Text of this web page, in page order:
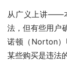
从广义上讲——
法，但有些用户
诺顿（Norton）
某些购买是违法的